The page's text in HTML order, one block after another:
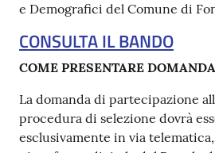
e Demografici del Comune di
CONSULTA IL BANDO
COME PRESENTARE DOMANDA
La domanda di partecipazione
procedura di selezione dovrà
esclusivamente in via